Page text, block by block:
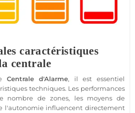
caractéristiques
centrale
Centrale d'Alarme, il est essentiel
techniques. Les performances
nombre de zones, les moyens de
l'autonomie influencent directement